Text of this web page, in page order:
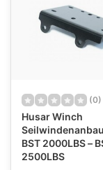
(0)
Husar Winch
BST 2000LBS –
2500LBS